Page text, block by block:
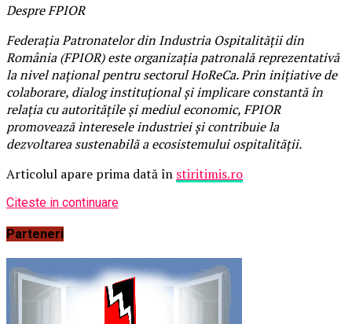
Despre FPIOR
Federația Patronatelor din Industria Ospitalității din
România (FPIOR) este organizația patronală reprezentativă
la nivel național pentru sectorul HoReCa. Prin inițiative de
colaborare, dialog instituțional și implicare constantă în
relația cu autoritățile și mediul economic, FPIOR
promovează interesele industriei și contribuie la
dezvoltarea sustenabilă a ecosistemului ospitalității.
Articolul apare prima dată în stiritimis.ro
Citeste in continuare
Parteneri